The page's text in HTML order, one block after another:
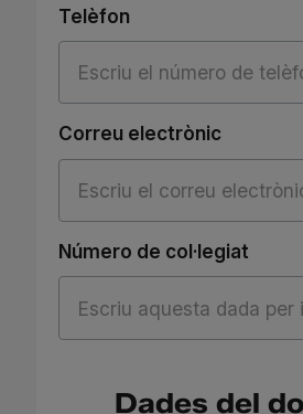
Telèfon
Correu electrònic
Número de col·legiat
Dades del